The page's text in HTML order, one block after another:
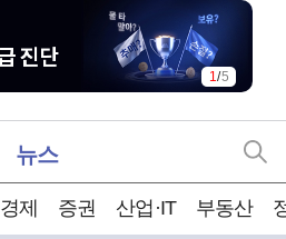
2/5
뉴스
경제 증권 산업·IT 부동산